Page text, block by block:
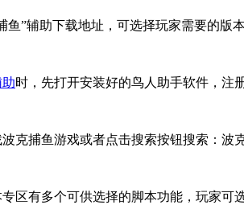
”辅助下载地址，可选择玩家需要的版
时，先打开安装好的鸟人助手软件，注
克捕鱼游戏或者点击搜索按钮搜索：波
区有多个可供选择的脚本功能，玩家可